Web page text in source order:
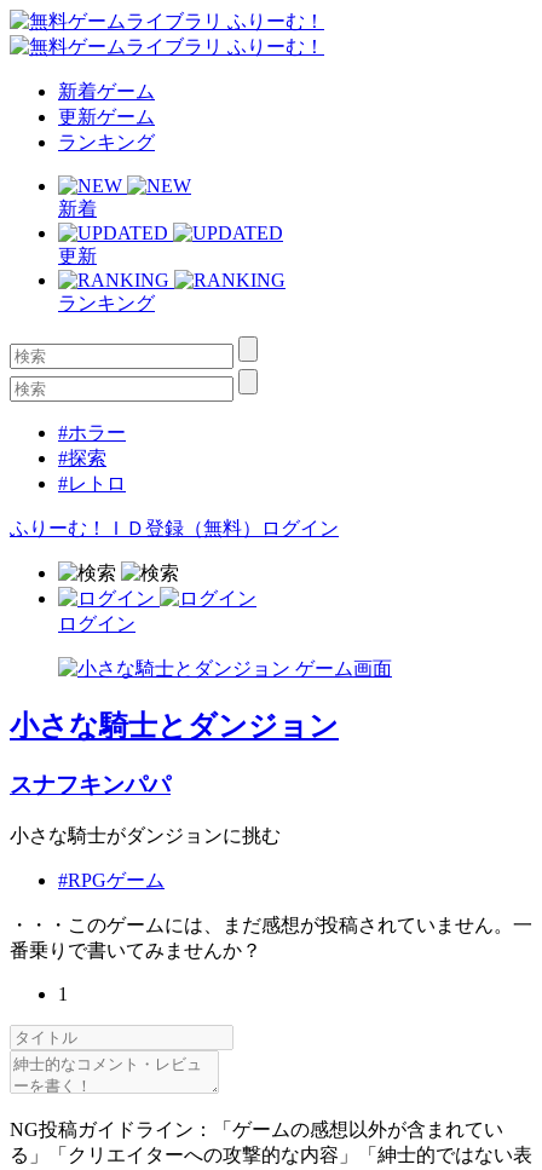
新着ゲーム
更新ゲーム
ランキング
新着
更新
ランキング
#ホラー
#探索
#レトロ
ふりーむ！ＩＤ登録（無料） ログイン
ログイン
小さな騎士とダンジョン
スナフキンパパ
小さな騎士がダンジョンに挑む
#RPGゲーム
・・・このゲームには、まだ感想が投稿されていません。一
番乗りで書いてみませんか？
1
NG投稿ガイドライン：「ゲームの感想以外が含まれてい
る」「クリエイターへの攻撃的な内容」「紳士的ではない表